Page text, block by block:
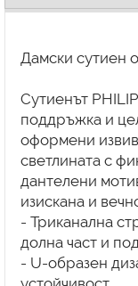
Дамски сутиен
Сутиенът
поддръжка и
оформени
светлината с
дантелени
изискана и
- Триканална
долна част и
- U-образен